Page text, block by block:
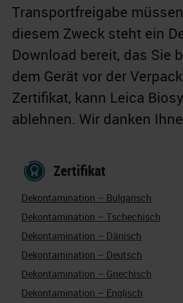
Transportfreigabe
diesem Zweck steht ein
Download bereit, das Sie
dem Gerät vor der
Zertifikat, kann Leica
ablehnen. Wir danken
Zertifikat
Dekontamination – Bulgarisch
Dekontamination – Tschechisch
Dekontamination – Dänisch
Dekontamination – Deutsch
Dekontamination – Griechisch
Dekontamination – Englisch